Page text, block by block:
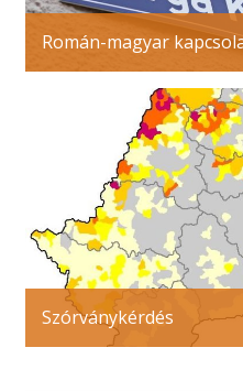
Román-magyar
Szórványkérdés